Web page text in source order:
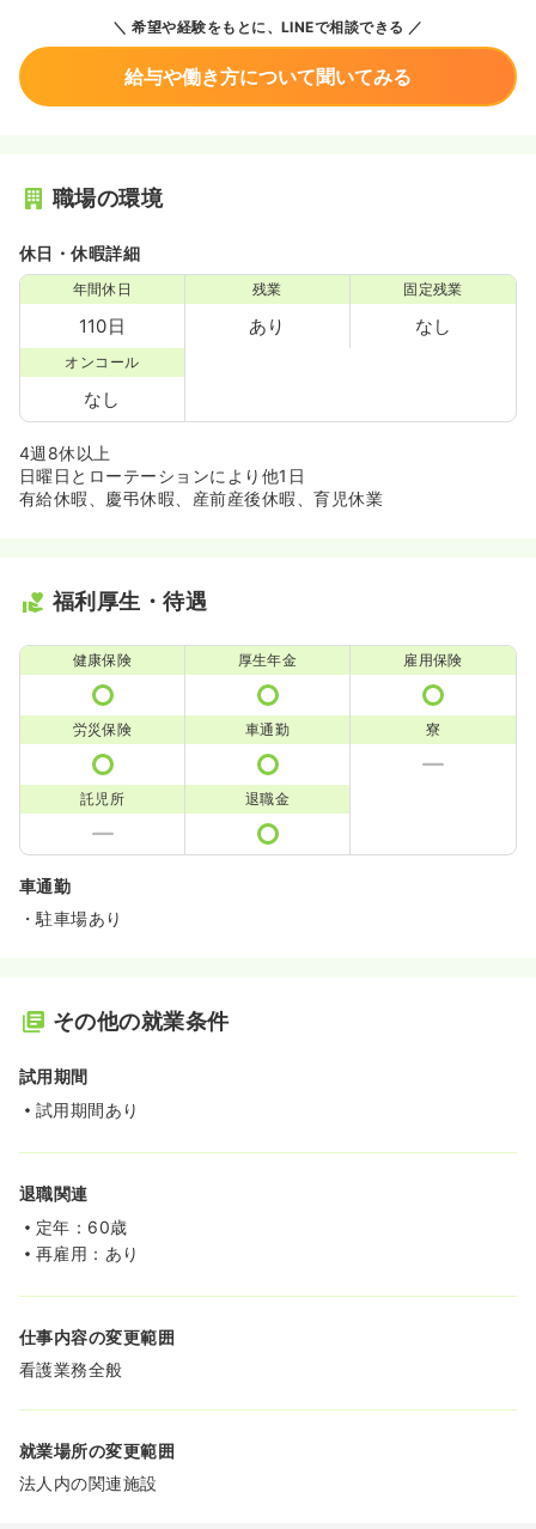
希望や経験をもとに、LINEで相談できる
給与や働き方について聞いてみる
職場の環境
休日・休暇詳細
年間休日
110日
残業
あり
固定残業
なし
オンコール
なし
4週8休以上
日曜日とローテーションにより他1日
有給休暇、慶弔休暇、産前産後休暇、育児休業
福利厚生・待遇
健康保険 厚生年金 雇用保険
労災保険 車通勤 寮
託児所 退職金
車通勤
・駐車場あり
その他の就業条件
試用期間
試用期間あり
退職関連
定年：60歳
再雇用：あり
仕事内容の変更範囲
看護業務全般
就業場所の変更範囲
法人内の関連施設